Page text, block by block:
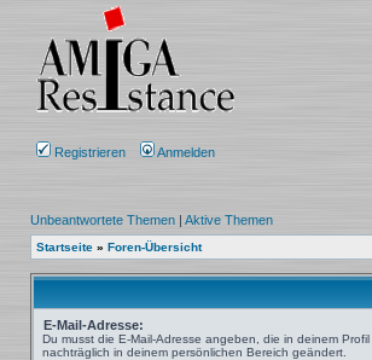
Registrieren Anmelden
Unbeantwortete Themen | Aktive Themen
Startseite » Foren-Übersicht
E-Mail-Adresse:
Du musst die E-Mail-Adresse angeben, die in deinem
nachträglich in deinem persönlichen Bereich geändert.